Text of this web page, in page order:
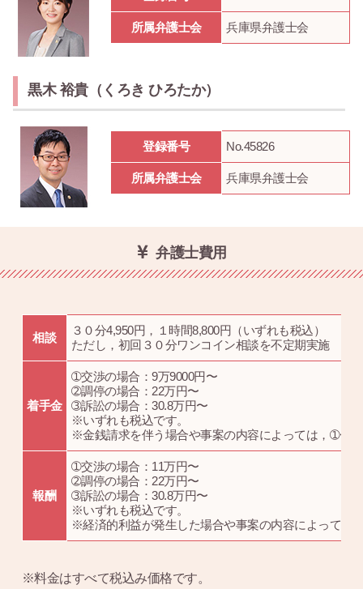
所属弁護士会 兵庫県弁護士会
黒木 裕貴（くろき ひろたか）
登録番号 No.45826
所属弁護士会 兵庫県弁護士会
弁護士費用
相談
３０分4,950円，１時間8,800円（いずれも税込）
ただし，初回３０分ワンコイン相談を不定期実施
着手金
➀交渉の場合：9万9000円〜
➁調停の場合：22万円〜
➂訴訟の場合：30.8万円〜
※いずれも税込です。
※金銭請求を伴う場合や事案の内容によっては，➀〜
報酬
➀交渉の場合：11万円〜
➁調停の場合：22万円〜
➂訴訟の場合：30.8万円〜
※いずれも税込です。
※経済的利益が発生した場合や事案の内容によって
※料金はすべて税込み価格です。